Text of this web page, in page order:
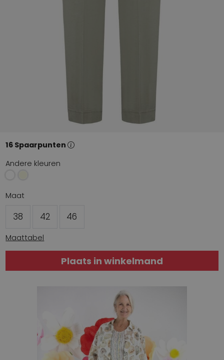
16 Spaarpunten
Andere kleuren
Maat
38 42 46
Maattabel
Plaats in winkelmand